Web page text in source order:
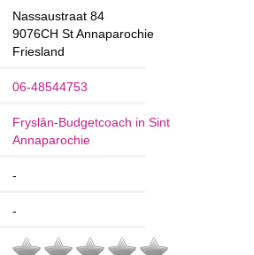
Nassaustraat 84
9076CH St Annaparochie
Friesland
06-48544753
Fryslân-Budgetcoach in Sint
Annaparochie
-
-